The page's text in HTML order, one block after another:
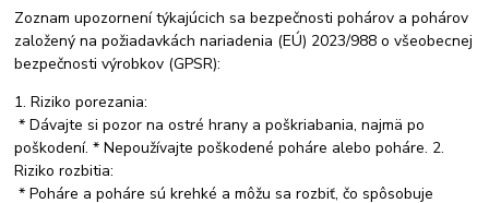
Zoznam upozornení týkajúcich sa bezpečnosti pohárov a pohárov
založený na požiadavkách nariadenia (EÚ) 2023/988 o všeobecnej
bezpečnosti výrobkov (GPSR):
1. Riziko porezania:
* Dávajte si pozor na ostré hrany a poškriabania, najmä po
poškodení. * Nepoužívajte poškodené poháre alebo poháre. 2.
Riziko rozbitia:
* Poháre a poháre sú krehké a môžu sa rozbiť, čo spôsobuje